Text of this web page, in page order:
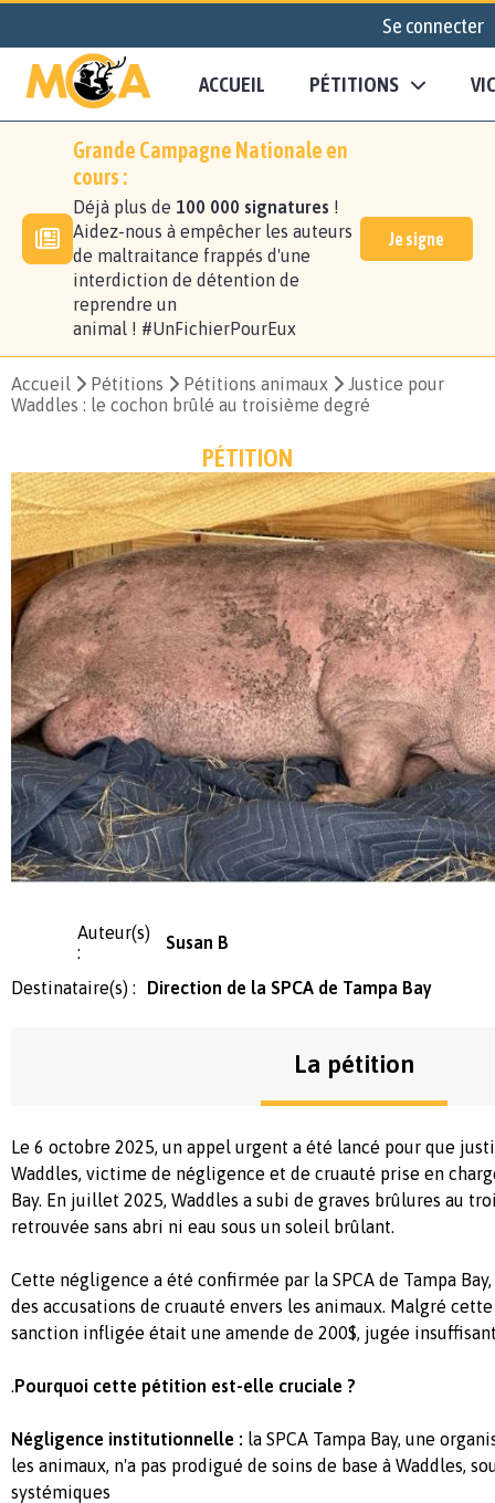
Se connecter
ACCUEIL PÉTITIONS
Grande Campagne Nationale en
cours :
Déjà plus de 100 000 signatures !
Aidez-nous à empêcher les auteurs
de maltraitance frappés d'une
interdiction de détention de
reprendre un
animal ! #UnFichierPourEux
Je signe
Accueil Pétitions Pétitions animaux
Justice pour
Waddles : le cochon brûlé au troisième degré
PÉTITION
Auteur(s)
:
Susan B
Destinataire(s) : Direction de la SPCA de Tampa Bay
La pétition
Le 6 octobre 2025, un appel urgent a été lancé pour que
Waddles, victime de négligence et de cruauté prise en
Bay. En juillet 2025, Waddles a subi de graves brûlures au
retrouvée sans abri ni eau sous un soleil brûlant.
Cette négligence a été confirmée par la SPCA de Tampa
des accusations de cruauté envers les animaux. Malgré
sanction infligée était une amende de 200$, jugée
.Pourquoi cette pétition est-elle cruciale ?
Négligence institutionnelle : la SPCA Tampa Bay, une
les animaux, n'a pas prodigué de soins de base à Waddles,
systémiques